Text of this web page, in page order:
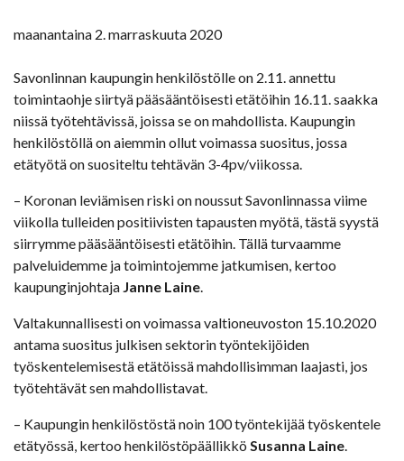
maanantaina 2. marraskuuta 2020
Savonlinnan kaupungin henkilöstölle on 2.11. annettu
toimintaohje siirtyä pääsääntöisesti etätöihin 16.11. saakka
niissä työtehtävissä, joissa se on mahdollista. Kaupungin
henkilöstöllä on aiemmin ollut voimassa suositus, jossa
etätyötä on suositeltu tehtävän 3-4pv/viikossa.
– Koronan leviämisen riski on noussut Savonlinnassa viime
viikolla tulleiden positiivisten tapausten myötä, tästä syystä
siirrymme pääsääntöisesti etätöihin. Tällä turvaamme
palveluidemme ja toimintojemme jatkumisen, kertoo
kaupunginjohtaja Janne Laine.
Valtakunnallisesti on voimassa valtioneuvoston 15.10.2020
antama suositus julkisen sektorin työntekijöiden
työskentelemisestä etätöissä mahdollisimman laajasti, jos
työtehtävät sen mahdollistavat.
– Kaupungin henkilöstöstä noin 100 työntekijää työskentele
etätyössä, kertoo henkilöstöpäällikkö Susanna Laine.